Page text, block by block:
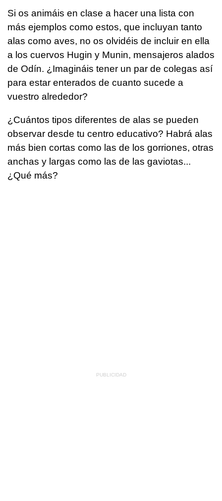
Si os animáis en clase a hacer una lista con
más ejemplos como estos, que incluyan tanto
alas como aves, no os olvidéis de incluir en ella
a los cuervos Hugin y Munin, mensajeros alados
de Odín. ¿Imagináis tener un par de colegas así
para estar enterados de cuanto sucede a
vuestro alrededor?
¿Cuántos tipos diferentes de alas se pueden
observar desde tu centro educativo? Habrá alas
más bien cortas como las de los gorriones, otras
anchas y largas como las de las gaviotas...
¿Qué más?